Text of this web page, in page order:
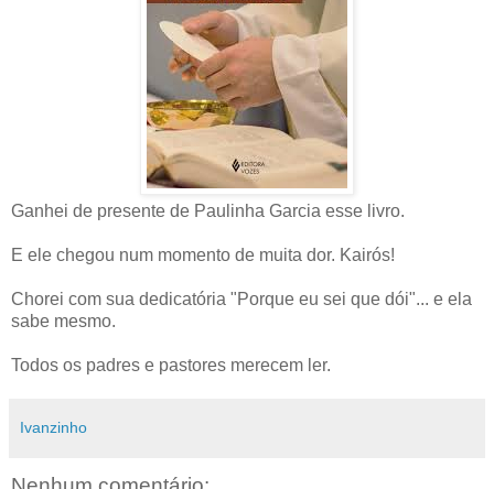
Ganhei de presente de Paulinha Garcia esse livro.
E ele chegou num momento de muita dor. Kairós!
Chorei com sua dedicatória "Porque eu sei que dói"... e ela
sabe mesmo.
Todos os padres e pastores merecem ler.
Ivanzinho